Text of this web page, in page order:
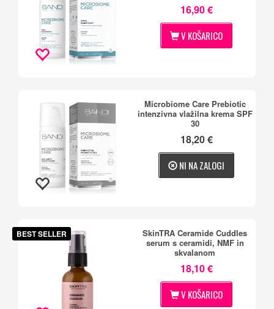
16,90 €
V KOŠARICO
Microbiome Care Prebiotic
intenzivna vlažilna krema SPF
30
18,20 €
NI NA ZALOGI
SkinTRA Ceramide Cuddles
serum s ceramidi, NMF in
skvalanom
18,10 €
V KOŠARICO
BEST SELLER